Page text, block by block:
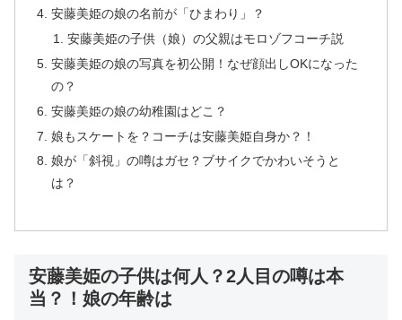
安藤美姫の娘の名前が「ひまわり」？
安藤美姫の子供（娘）の父親はモロゾフコーチ説
安藤美姫の娘の写真を初公開！なぜ顔出しOKになった
の？
安藤美姫の娘の幼稚園はどこ？
娘もスケートを？コーチは安藤美姫自身か？！
娘が「斜視」の噂はガセ？ブサイクでかわいそうと
は？
安藤美姫の子供は何人？2人目の噂は本
当？！娘の年齢は